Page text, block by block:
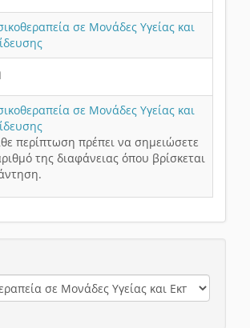
σε Μονάδες Υγείας και
σε Μονάδες Υγείας και
περίπτωση πρέπει να σημειώσετε
της διαφάνειας όπου βρίσκεται